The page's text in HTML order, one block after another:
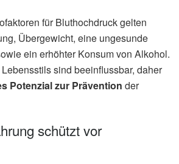
für Bluthochdruck gelten
Übergewicht, eine ungesunde
ein erhöhter Konsum von Alkohol.
sind beeinflussbar, daher
Potenzial zur Prävention der
schützt vor